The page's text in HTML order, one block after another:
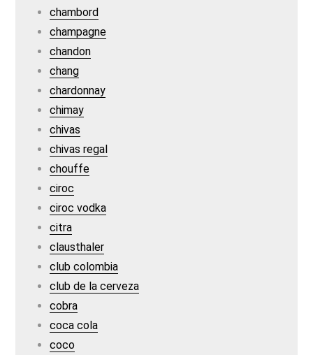
chambord
champagne
chandon
chang
chardonnay
chimay
chivas
chivas regal
chouffe
ciroc
ciroc vodka
citra
clausthaler
club colombia
club de la cerveza
cobra
coca cola
coco